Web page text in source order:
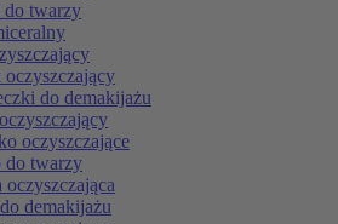
twarzy
oczyszczający
do demakijażu
oczyszczające
do twarzy
oczyszczająca
demakijażu